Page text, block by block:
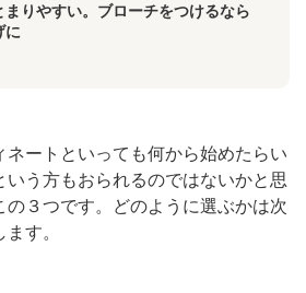
まりやすい。ブローチをつけるなら
に
ネートといっても何から始めたらい
いう方もおられるのではないかと思
の３つです。どのように選ぶかは次
す。